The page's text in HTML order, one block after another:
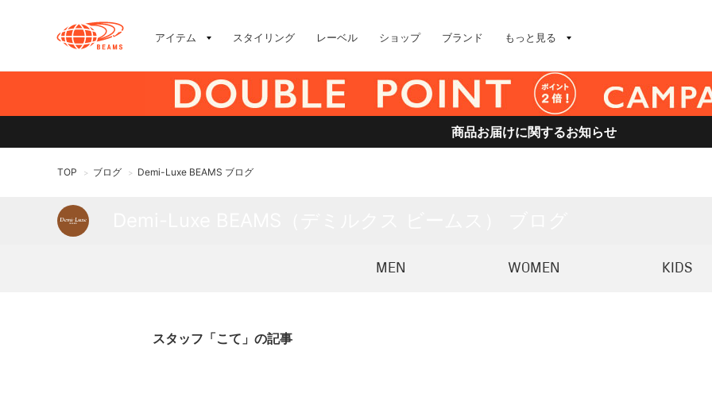
アイテム スタイリング レーベル ショップ ブランド もっと見る
商品お届けに関するお知らせ
TOP > ブログ > Demi-Luxe BEAMS ブログ
MEN WOMEN KIDS
スタッフ「こて」の記事